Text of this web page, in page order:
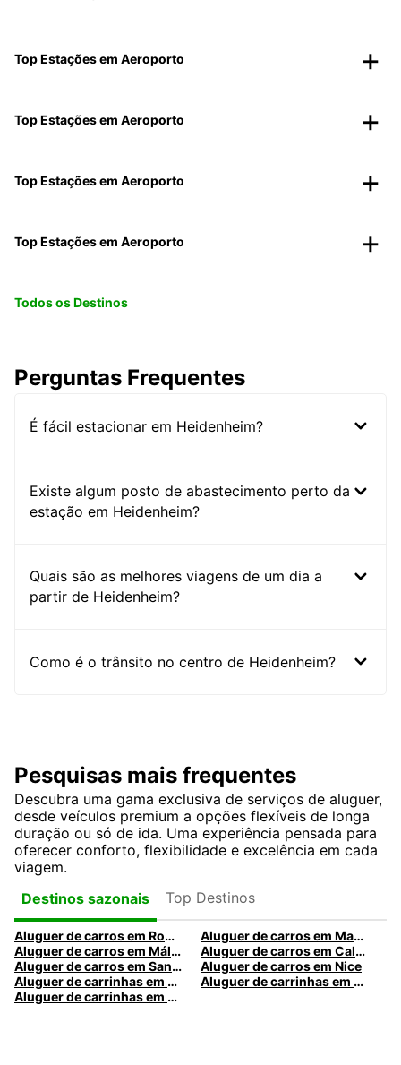
Top Estações em Aeroporto
Top Estações em Aeroporto
Top Estações em Aeroporto
Top Estações em Aeroporto
Todos os Destinos
Perguntas Frequentes
É fácil estacionar em Heidenheim?
Existe algum posto de abastecimento perto da
estação em Heidenheim?
Quais são as melhores viagens de um dia a
partir de Heidenheim?
Como é o trânsito no centro de Heidenheim?
Pesquisas mais frequentes
Descubra uma gama exclusiva de serviços de aluguer,
desde veículos premium a opções flexíveis de longa
duração ou só de ida. Uma experiência pensada para
oferecer conforto, flexibilidade e excelência em cada
viagem.
Destinos sazonais
Top Destinos
Aluguer de carros em Roma
Aluguer de carros em Madrid
Aluguer de carros em Málaga
Aluguer de carros em Caldas da Rainha
Aluguer de carros em Santa Maria da Feira
Aluguer de carros em Nice
Aluguer de carrinhas em Nice
Aluguer de carrinhas em Santa Maria da Feira
Aluguer de carrinhas em Caldas da Rainha